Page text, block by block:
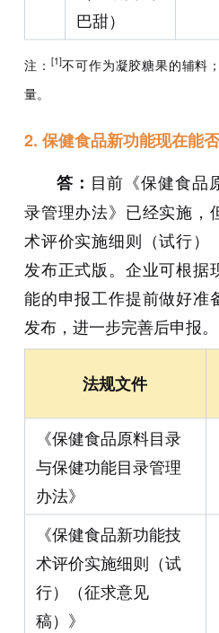
巴甜）
注： [1]不可作为凝胶糖果的辅料
量。
2. 保健食品新功能现在能
答： 目前《保健食品
录管理办法》已经实施，
术评价实施细则（试行）
发布正式版。企业可根据
能的申报工作提前做好准
发布，进一步完善后申报。
法规文件
《保健食品原料目录
与保健功能目录管理
办法》
《保健食品新功能技
术评价实施细则（试
行）（征求意见
稿）》